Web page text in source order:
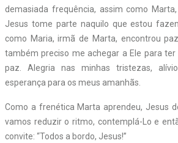
demasiada frequência, assim como
Jesus tome parte naquilo que estou
como Maria, irmã de Marta, encontrou
também preciso me achegar a Ele para
paz. Alegria nas minhas tristezas,
esperança para os meus amanhãs.
Como a frenética Marta aprendeu, Jesus
vamos reduzir o ritmo, contemplá-Lo e
convite: “Todos a bordo, Jesus!”